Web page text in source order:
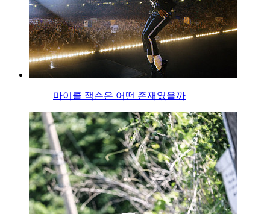
마이클 잭슨은 어떤 존재였을까